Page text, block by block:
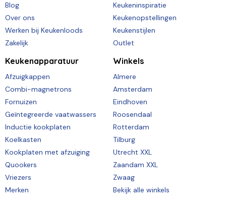
Blog
Over ons
Werken bij Keukenloods
Zakelijk
Keukeninspiratie
Keukenopstellingen
Keukenstijlen
Outlet
Keukenapparatuur
Afzuigkappen
Combi-magnetrons
Fornuizen
Geïntegreerde vaatwassers
Inductie kookplaten
Koelkasten
Kookplaten met afzuiging
Quookers
Vriezers
Merken
Winkels
Almere
Amsterdam
Eindhoven
Roosendaal
Rotterdam
Tilburg
Utrecht XXL
Zaandam XXL
Zwaag
Bekijk alle winkels